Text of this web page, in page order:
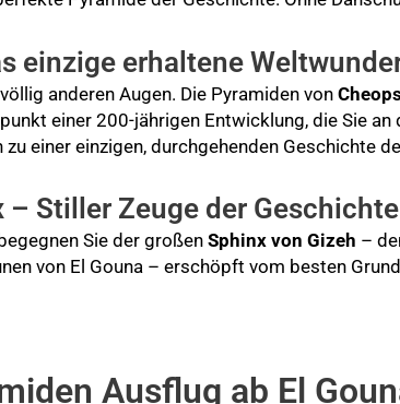
einzige erhaltene
anderen Augen. Die Pyramiden von
einer 200-jährigen Entwicklung, die Sie
einer einzigen, durchgehenden Geschichte
– Stiller Zeuge der Geschichte
Sie der großenSphinx von Gizeh –
von El Gouna – erschöpft vom besten
Ausflug ab El